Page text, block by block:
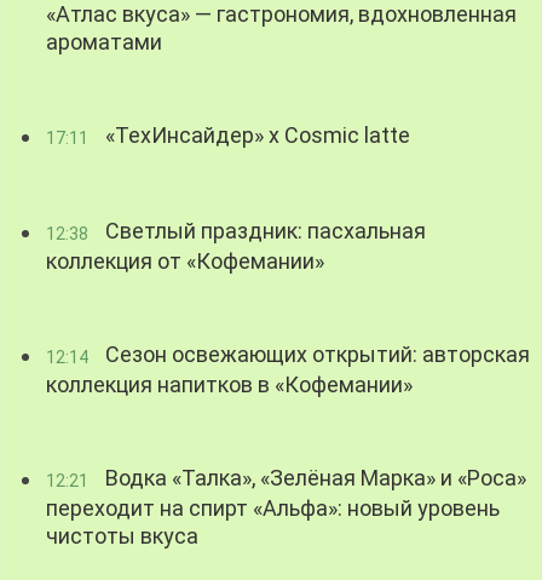
«Атлас вкуса» — гастрономия, вдохновленная
ароматами
17:11 «ТехИнсайдер» х Cosmic latte
12:38
Светлый праздник: пасхальная
коллекция от «Кофемании»
12:14
Сезон освежающих открытий: авторская
коллекция напитков в «Кофемании»
12:21
Водка «Талка», «Зелёная Марка» и «Роса»
переходит на спирт «Альфа»: новый уровень
чистоты вкуса